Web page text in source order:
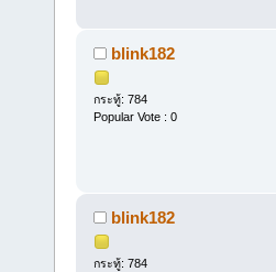
blink182
กระทู้: 784
Popular Vote : 0
blink182
กระทู้: 784